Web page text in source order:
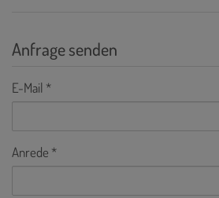
Anfrage senden
E-Mail
Anrede